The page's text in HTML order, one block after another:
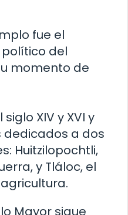
fue el
del
momento de
XIV y XVI y
a dos
Huitzilopochtli,
y Tláloc, el
Mayor sigue